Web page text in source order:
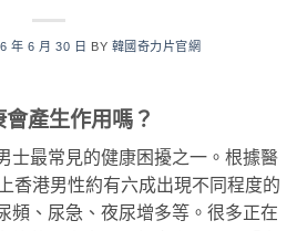
年 6 月 30 日 BY 韓國奇力片官網
產生作用嗎？
士最常見的健康困擾之一。根據醫
香港男性約有六成出現不同程度的
頻、尿急、夜尿增多等。很多正在